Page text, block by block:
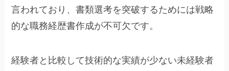
言われており、書類選考を突破するためには戦略
的な職務経歴書作成が不可欠です。
経験者と比較して技術的な実績が少ない未経験者